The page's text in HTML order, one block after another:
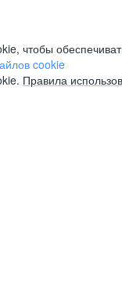
чтобы
cookie
Правила